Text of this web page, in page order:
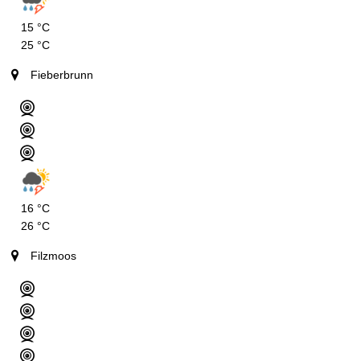
15 °C
25 °C
Fieberbrunn
16 °C
26 °C
Filzmoos